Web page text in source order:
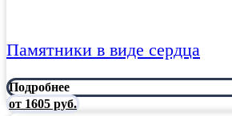
Памятники в виде сердца
Подробнее
от 1605 руб.